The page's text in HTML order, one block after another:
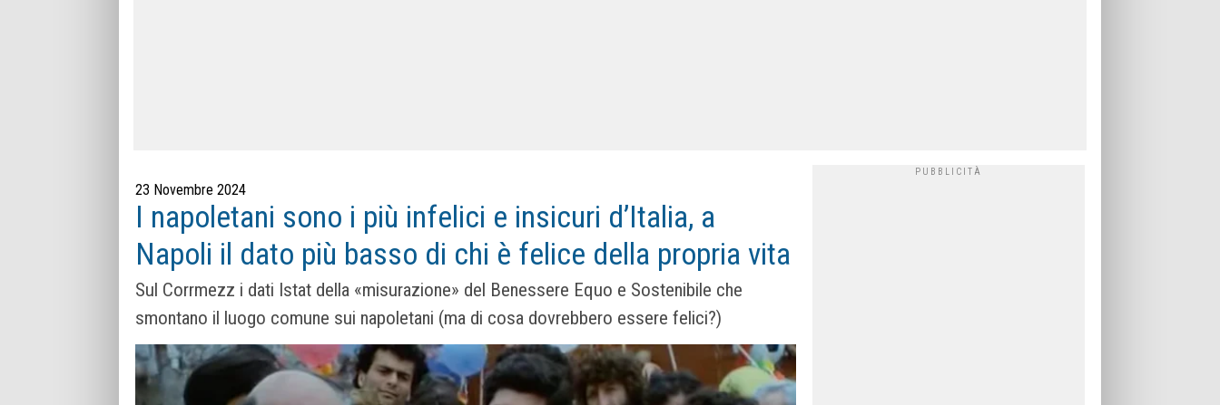
23 Novembre 2024
I napoletani sono i più infelici e insicuri d’Italia, a
Napoli il dato più basso di chi è felice della propria vita
Sul Corrmezz i dati Istat della «misurazione» del Benessere Equo e Sostenibile che
smontano il luogo comune sui napoletani (ma di cosa dovrebbero essere felici?)